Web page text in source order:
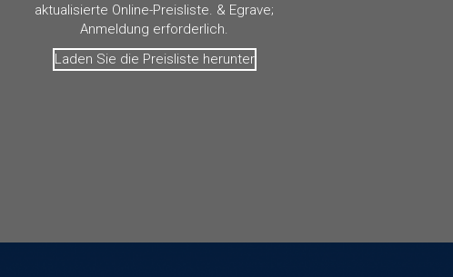
aktualisierte Online-Preisliste. & Egrave;
Anmeldung erforderlich.
Laden Sie die Preisliste herunter